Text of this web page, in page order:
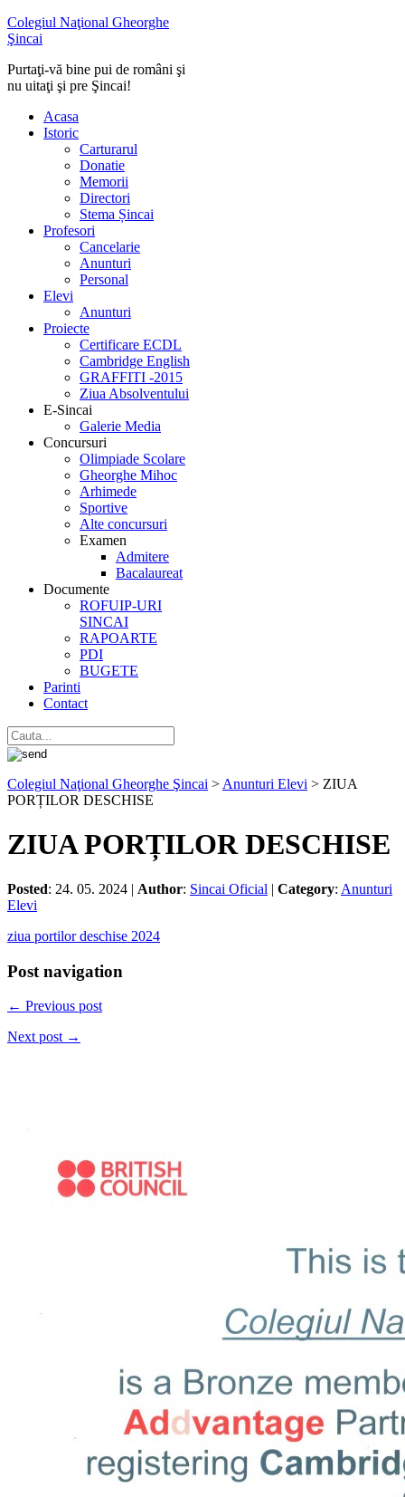
Colegiul Naţional Gheorghe
Şincai
Purtaţi-vă bine pui de români şi
nu uitaţi şi pre Şincai!
Acasa
Istoric
Carturarul
Donatie
Memorii
Directori
Stema Șincai
Profesori
Cancelarie
Anunturi
Personal
Elevi
Anunturi
Proiecte
Certificare ECDL
Cambridge English
GRAFFITI -2015
Ziua Absolventului
E-Sincai
Galerie Media
Concursuri
Olimpiade Scolare
Gheorghe Mihoc
Arhimede
Sportive
Alte concursuri
Examen
Admitere
Bacalaureat
Documente
ROFUIP-URI
SINCAI
RAPOARTE
PDI
BUGETE
Parinti
Contact
Colegiul Naţional Gheorghe Şincai > Anunturi Elevi > ZIUA
PORȚILOR DESCHISE
ZIUA PORȚILOR DESCHISE
Posted: 24. 05. 2024 | Author: Sincai Oficial | Category: Anunturi
Elevi
ziua portilor deschise 2024
Post navigation
← Previous post
Next post →